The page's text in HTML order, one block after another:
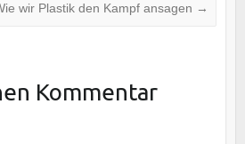
wir Plastik den Kampf ansagen →
Kommentar